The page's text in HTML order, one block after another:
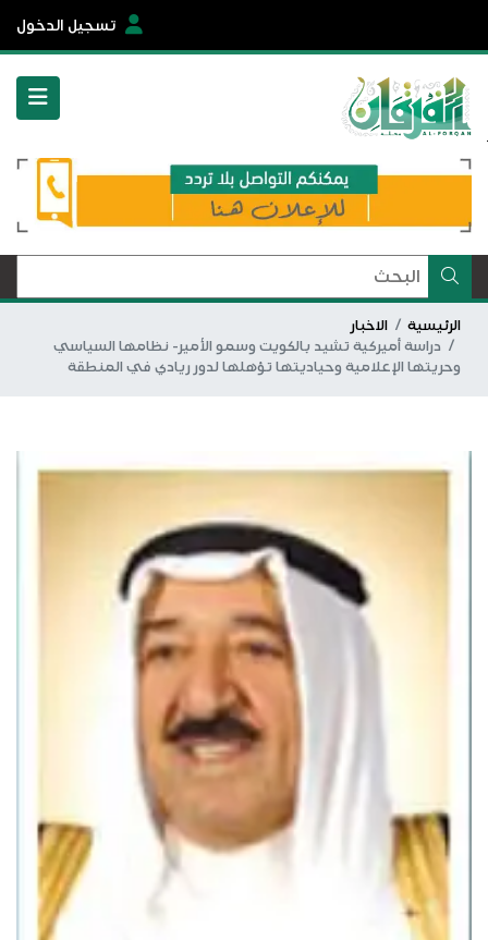
تسجيل الدخول
الرئيسية
الاخبار
دراسة أميركية تشيد بالكويت وسمو الأمير- نظامها السياسي
وحريتها الإعلامية وحياديتها تؤهلها لدور ريادي في المنطقة